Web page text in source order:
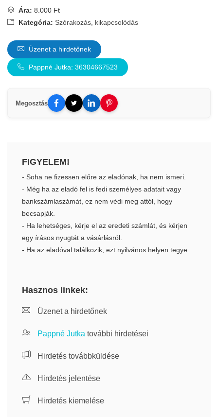
Ára: 8.000 Ft
Kategória: Szórakozás, kikapcsolódás
Üzenet a hirdetőnek
Pappné Jutka: 36304667523
Megosztás
FIGYELEM!
- Soha ne fizessen előre az eladónak, ha nem ismeri.
- Még ha az eladó fel is fedi személyes adatait vagy
bankszámlaszámát, ez nem védi meg attól, hogy
becsapják.
- Ha lehetséges, kérje el az eredeti számlát, és kérjen
egy írásos nyugtát a vásárlásról.
- Ha az eladóval találkozik, ezt nyilvános helyen tegye.
Hasznos linkek:
Üzenet a hirdetőnek
Pappné Jutka további hirdetései
Hirdetés továbbküldése
Hirdetés jelentése
Hirdetés kiemelése